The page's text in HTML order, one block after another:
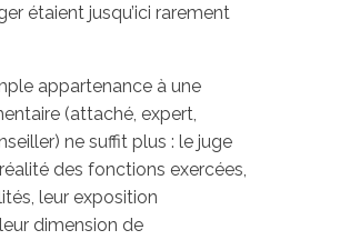
étaient jusqu’ici rarement
appartenance à une
(attaché, expert,
ne suffit plus : le juge
des fonctions exercées,
leur exposition
dimension de